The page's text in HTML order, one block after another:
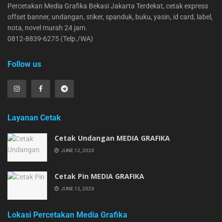
Percetakan Media Grafika Bekasi Jakarta Terdekat, cetak express
offset banner, undangan, stiker, spanduk, buku, yasin, id card, label,
nota, novel murah 24 jam.
0812-8839-6275 (Telp./WA)
Follow us
Layanan Cetak
Cetak Undangan MEDIA GRAFIKA
JUNE 12, 2023
Cetak Pin MEDIA GRAFIKA
JUNE 12, 2023
Lokasi Percetakan Media Grafika